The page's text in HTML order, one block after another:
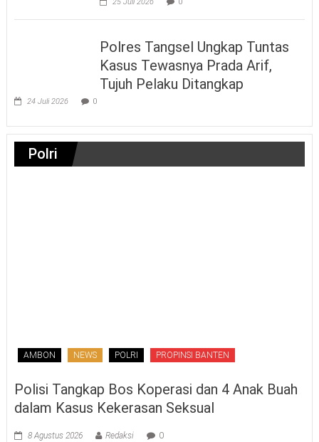
25 Juli 2026 0
Polres Tangsel Ungkap Tuntas
Kasus Tewasnya Prada Arif,
Tujuh Pelaku Ditangkap
24 Juli 2026 0
Polri
AMBON NEWS POLRI PROPINSI BANTEN
Polisi Tangkap Bos Koperasi dan 4 Anak Buah
dalam Kasus Kekerasan Seksual
8 Agustus 2026 Redaksi 0